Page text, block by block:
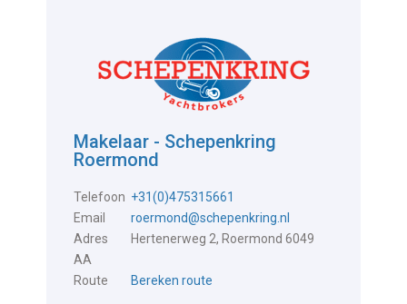
Makelaar - Schepenkring
Roermond
Telefoon +31(0)475315661
Email
roermond@schepenkring.nl
Adres
Hertenerweg 2, Roermond 6049
AA
Route
Bereken route